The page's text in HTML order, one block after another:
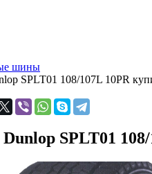
шины
SPLT01 108/107L 10PR
Dunlop SPLT01